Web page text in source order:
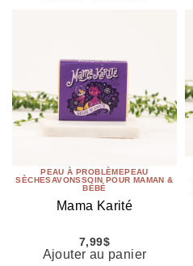
PEAU À PROBLÈMEPEAU
SÈCHESAVONSSOIN POUR MAMAN &
BÉBÉ
Mama Karité
7,99$
Ajouter au panier